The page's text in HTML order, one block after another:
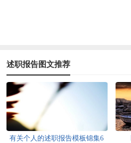
述职报告图文推荐
有关个人的述职报告模板锦集6